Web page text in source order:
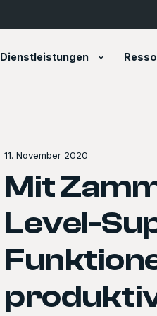
Dienstleistungen
11. November 2020
Mit
Level-